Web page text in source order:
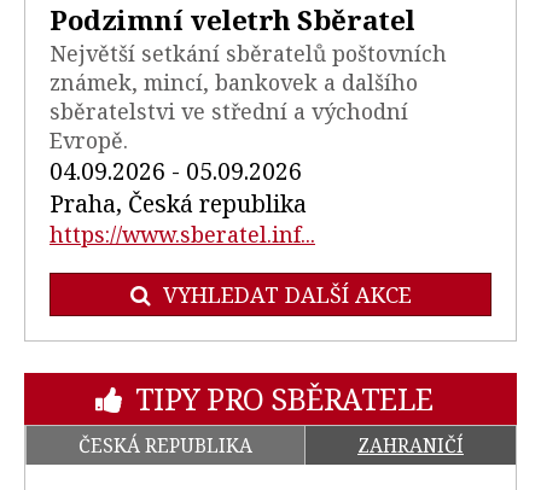
Podzimní veletrh Sběratel
Největší setkání sběratelů poštovních
známek, mincí, bankovek a dalšího
sběratelstvi ve střední a východní
Evropě.
04.09.2026 - 05.09.2026
Praha, Česká republika
https://www.sberatel.inf...
VYHLEDAT DALŠÍ AKCE
TIPY PRO SBĚRATELE
ČESKÁ REPUBLIKA ZAHRANIČÍ